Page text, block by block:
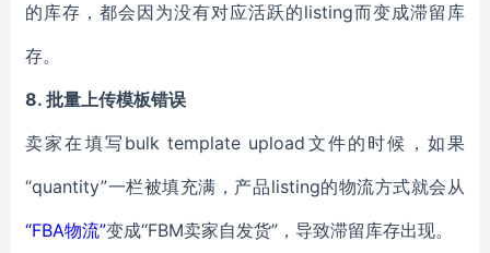
的库存，都会因为没有对应活跃的listing而变成滞留库
存。
8. 批量上传模板错误
卖家在填写bulk template upload文件的时候，如果
“quantity”一栏被填充满，产品listing的物流方式就会从
“FBA物流”变成“FBM卖家自发货”，导致滞留库存出现。